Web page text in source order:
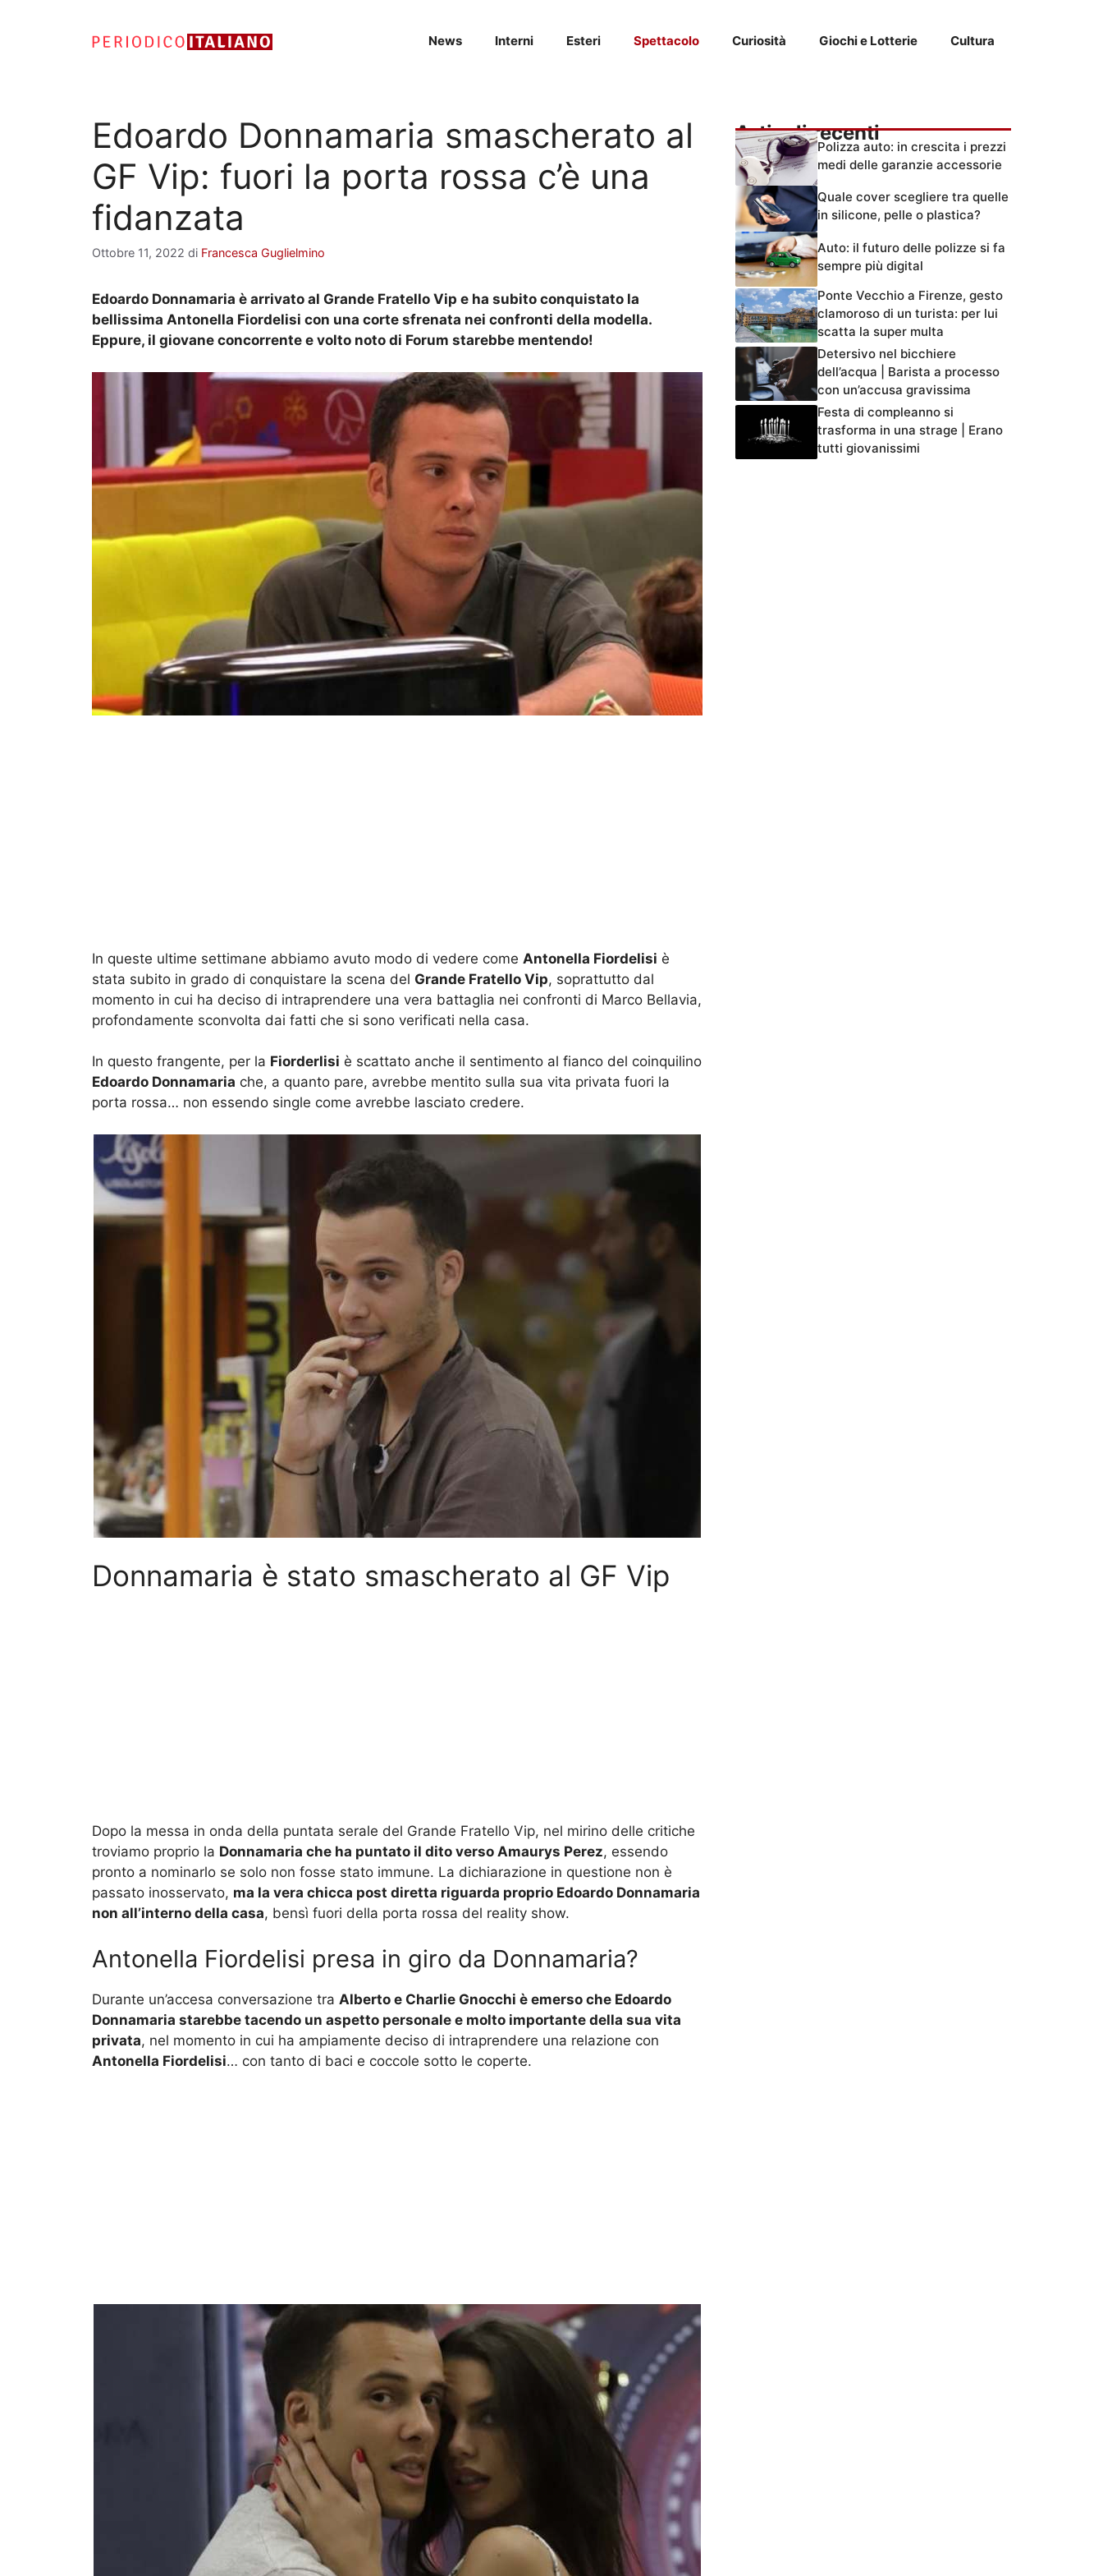
News Interni Esteri Spettacolo Curiosità Giochi e Lotterie Cultura
Edoardo Donnamaria smascherato al
GF Vip: fuori la porta rossa c’è una
fidanzata
Ottobre 11, 2022 di Francesca Guglielmino
Edoardo Donnamaria è arrivato al Grande Fratello Vip e ha subito conquistato la
bellissima Antonella Fiordelisi con una corte sfrenata nei confronti della modella.
Eppure, il giovane concorrente e volto noto di Forum starebbe mentendo!
In queste ultime settimane abbiamo avuto modo di vedere come Antonella Fiordelisi è
stata subito in grado di conquistare la scena del Grande Fratello Vip, soprattutto dal
momento in cui ha deciso di intraprendere una vera battaglia nei confronti di Marco Bellavia,
profondamente sconvolta dai fatti che si sono verificati nella casa.
In questo frangente, per la Fiorderlisi è scattato anche il sentimento al fianco del coinquilino
Edoardo Donnamaria che, a quanto pare, avrebbe mentito sulla sua vita privata fuori la
porta rossa… non essendo single come avrebbe lasciato credere.
Donnamaria è stato smascherato al GF Vip
Dopo la messa in onda della puntata serale del Grande Fratello Vip, nel mirino delle critiche
troviamo proprio la Donnamaria che ha puntato il dito verso Amaurys Perez, essendo
pronto a nominarlo se solo non fosse stato immune. La dichiarazione in questione non è
passato inosservato, ma la vera chicca post diretta riguarda proprio Edoardo Donnamaria
non all’interno della casa, bensì fuori della porta rossa del reality show.
Antonella Fiordelisi presa in giro da Donnamaria?
Durante un’accesa conversazione tra Alberto e Charlie Gnocchi è emerso che Edoardo
Donnamaria starebbe tacendo un aspetto personale e molto importante della sua vita
privata, nel momento in cui ha ampiamente deciso di intraprendere una relazione con
Antonella Fiordelisi… con tanto di baci e coccole sotto le coperte.
Articoli recenti
Polizza auto: in crescita i prezzi
medi delle garanzie accessorie
Quale cover scegliere tra quelle
in silicone, pelle o plastica?
Auto: il futuro delle polizze si fa
sempre più digital
Ponte Vecchio a Firenze, gesto
clamoroso di un turista: per lui
scatta la super multa
Detersivo nel bicchiere
dell’acqua | Barista a processo
con un’accusa gravissima
Festa di compleanno si
trasforma in una strage | Erano
tutti giovanissimi